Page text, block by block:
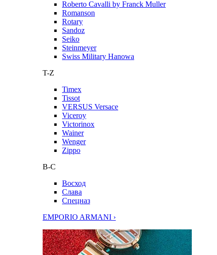
Roberto Cavalli by Franck Muller
Romanson
Rotary
Sandoz
Seiko
Steinmeyer
Swiss Military Hanowa
T-Z
Timex
Tissot
VERSUS Versace
Viceroy
Victorinox
Wainer
Wenger
Zippo
В-С
Восход
Слава
Спецназ
EMPORIO ARMANI ›